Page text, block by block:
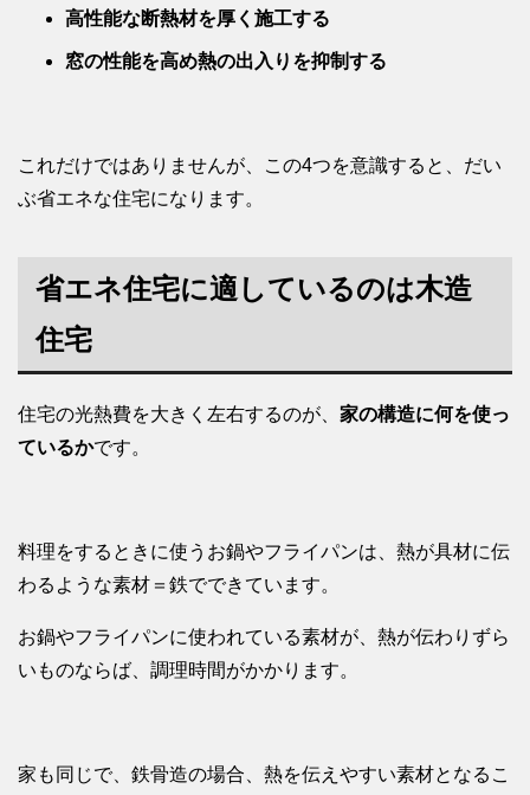
高性能な断熱材を厚く施工する
窓の性能を高め熱の出入りを抑制する
これだけではありませんが、この4つを意識すると、だい
ぶ省エネな住宅になります。
省エネ住宅に適しているのは木造
住宅
住宅の光熱費を大きく左右するのが、 家の構造に何を使っ
ているかです。
料理をするときに使うお鍋やフライパンは、熱が具材に伝
わるような素材＝鉄でできています。
お鍋やフライパンに使われている素材が、熱が伝わりずら
いものならば、調理時間がかかります。
家も同じで、鉄骨造の場合、熱を伝えやすい素材となるこ